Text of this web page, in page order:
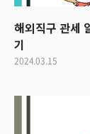
해외직구 관세
기
2024.03.15